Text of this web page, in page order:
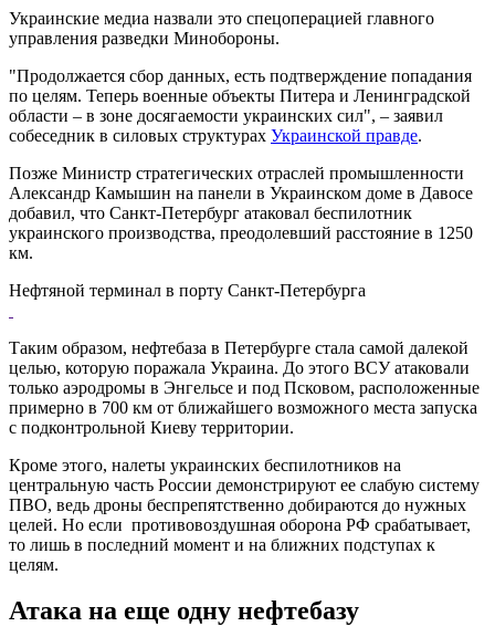
Украинские медиа назвали это спецоперацией главного
управления разведки Минобороны.
"Продолжается сбор данных, есть подтверждение попадания
по целям. Теперь военные объекты Питера и Ленинградской
области – в зоне досягаемости украинских сил", – заявил
собеседник в силовых структурах Украинской правде.
Позже Министр стратегических отраслей промышленности
Александр Камышин на панели в Украинском доме в Давосе
добавил, что Санкт-Петербург атаковал беспилотник
украинского производства, преодолевший расстояние в 1250
км.
Нефтяной терминал в порту Санкт-Петербурга
Таким образом, нефтебаза в Петербурге стала самой далекой
целью, которую поражала Украина. До этого ВСУ атаковали
только аэродромы в Энгельсе и под Псковом, расположенные
примерно в 700 км от ближайшего возможного места запуска
с подконтрольной Киеву территории.
Кроме этого, налеты украинских беспилотников на
центральную часть России демонстрируют ее слабую систему
ПВО, ведь дроны беспрепятственно добираются до нужных
целей. Но если противовоздушная оборона РФ срабатывает,
то лишь в последний момент и на ближних подступах к
целям.
Атака на еще одну нефтебазу